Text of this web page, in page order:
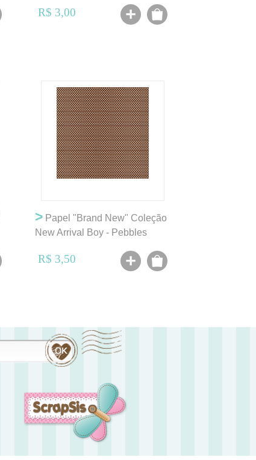
R$ 3,00
>Papel "Brand New" Coleção
New Arrival Boy - Pebbles
R$ 3,50